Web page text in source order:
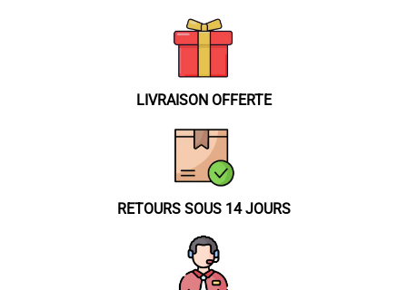
LIVRAISON OFFERTE
RETOURS SOUS 14 JOURS